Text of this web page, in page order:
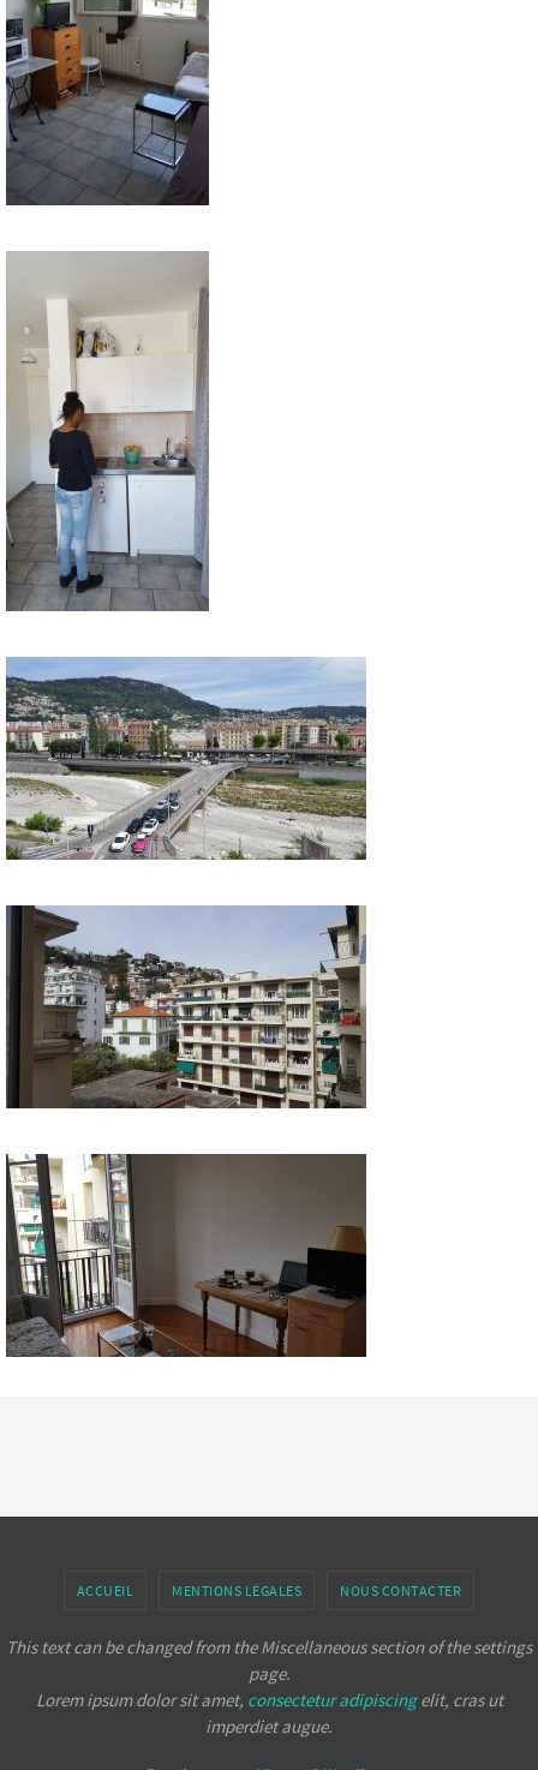
ACCUEIL MENTIONS LÉGALES NOUS CONTACTER
This text can be changed from the Miscellaneous section of the settings
page.
Lorem ipsumdolor sit amet, consectetur adipiscingelit, cras ut
imperdiet augue.